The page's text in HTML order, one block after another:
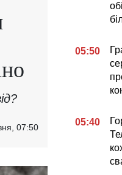
07:50
05:50
05:40